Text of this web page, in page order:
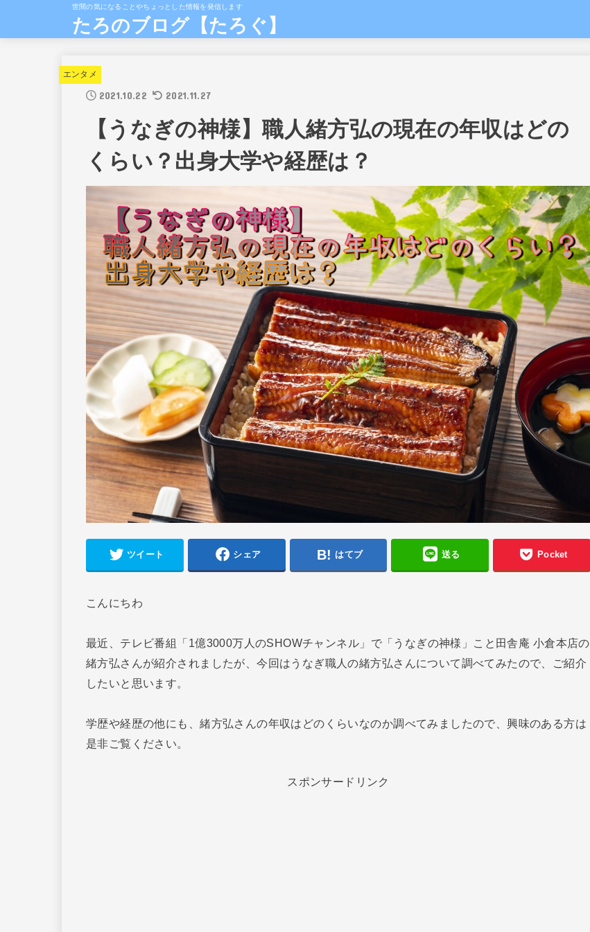
世間の気になることやちょっとした情報を発信します
たろのブログ【たろぐ】
エンタメ
2021.10.22 2021.11.27
【うなぎの神様】職人緒方弘の現在の年収はどの
くらい？出身大学や経歴は？
ツイート シェア はてブ 送る Pocket
こんにちわ
最近、テレビ番組「1億3000万人のSHOWチャンネル」で「うなぎの神様」こと田舎庵 小倉本店の
緒方弘さんが紹介されましたが、今回はうなぎ職人の緒方弘さんについて調べてみたので、ご紹介
したいと思います。
学歴や経歴の他にも、緒方弘さんの年収はどのくらいなのか調べてみましたので、興味のある方は
是非ご覧ください。
スポンサードリンク